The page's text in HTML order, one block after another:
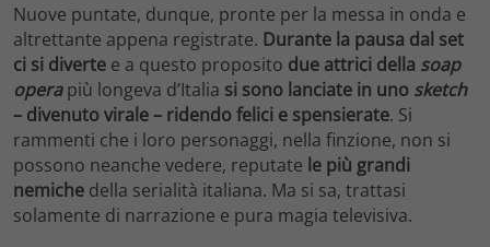
Nuove puntate, dunque, pronte per la messa in onda e
altrettante appena registrate. Durante la pausa dal set
ci si diverte e a questo proposito due attrici della soap
operapiù longeva d’Italia si sono lanciate in uno sketch
– divenuto virale – ridendo felici e spensierate. Si
rammenti che i loro personaggi, nella finzione, non si
possono neanche vedere, reputate le più grandi
nemiche della serialità italiana. Ma si sa, trattasi
solamente di narrazione e pura magia televisiva.